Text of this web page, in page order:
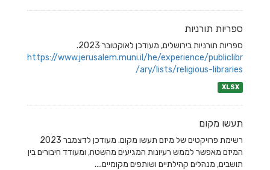
ספריות תורניות
ספריות תורניות בירושלים, מעודכן לאוקטובר 2023.
https://www.jerusalem.muni.il/he/experience/publiclibr
ary/lists/religious-libraries/
XLSX
תעשו מקום
רשימת פרויקטים של מיזם תעשו מקום. מעודכן לדצמבר 2023
המיזם מאפשר לממש רעיונות המגיעים מהשטח, ומעודד חיבורים בין
תושבים, מנהלים קהילתיים ושותפים מקומיים....